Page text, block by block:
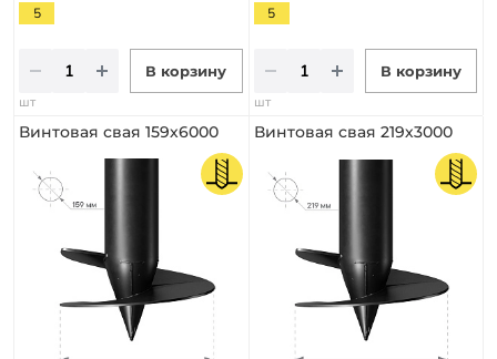
5
В корзину
шт
5
В корзину
шт
Винтовая свая 159х6000 Винтовая свая 219х3000